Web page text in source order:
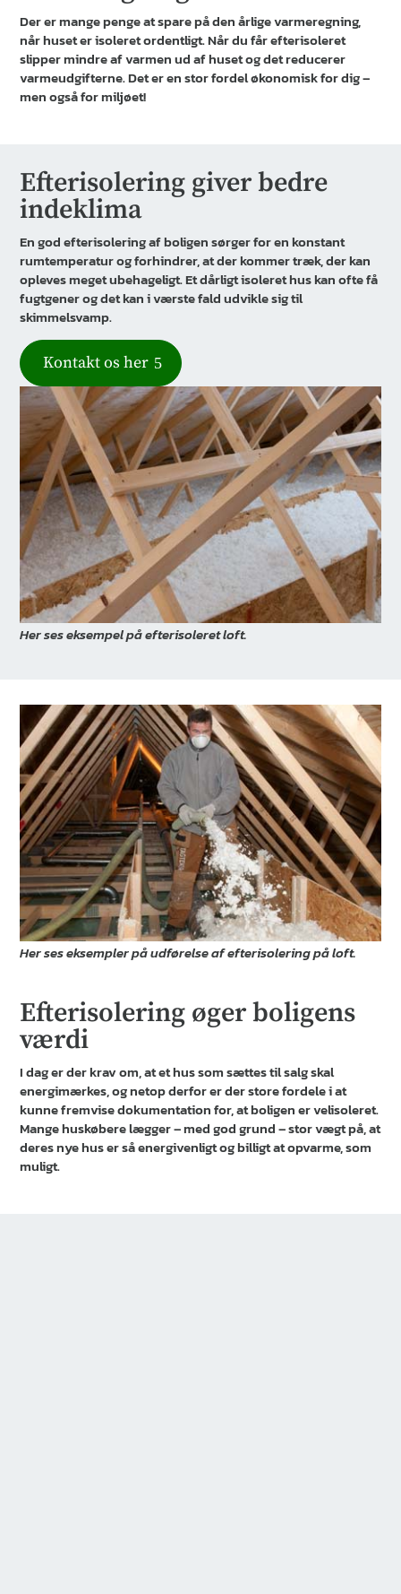
Der er mange penge at spare på den årlige varmeregning,
når huset er isoleret ordentligt. Når du får efterisoleret
slipper mindre af varmen ud af huset og det reducerer
varmeudgifterne. Det er en stor fordel økonomisk for dig –
men også for miljøet!
Efterisolering giver bedre
indeklima
En god efterisolering af boligen sørger for en konstant
rumtemperatur og forhindrer, at der kommer træk, der kan
opleves meget ubehageligt. Et dårligt isoleret hus kan ofte få
fugtgener og det kan i værste fald udvikle sig til
skimmelsvamp.
Kontakt os her
Her ses eksempel på efterisoleret loft.
Her ses eksempler på udførelse af efterisolering på loft.
Efterisolering øger boligens
værdi
I dag er der krav om, at et hus som sættes til salg skal
energimærkes, og netop derfor er der store fordele i at
kunne fremvise dokumentation for, at boligen er velisoleret.
Mange huskøbere lægger – med god grund – stor vægt på, at
deres nye hus er så energivenligt og billigt at opvarme, som
muligt.